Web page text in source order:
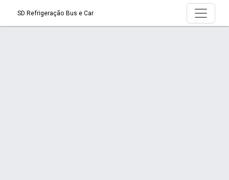
SD Refrigeração Bus e Car